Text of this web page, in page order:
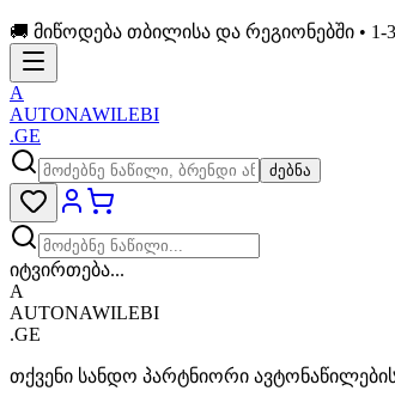
🚚 მიწოდება თბილისა და რეგიონებში • 1-
A
AUTONAWILEBI
.GE
ძებნა
იტვირთება...
A
AUTONAWILEBI
.GE
თქვენი სანდო პარტნიორი